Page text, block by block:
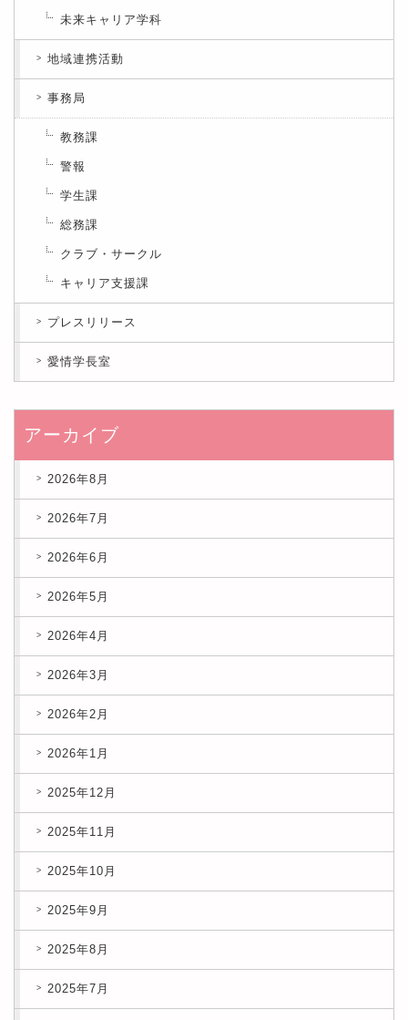
未来キャリア学科
地域連携活動
事務局
教務課
警報
学生課
総務課
クラブ・サークル
キャリア支援課
プレスリリース
愛情学長室
アーカイブ
2026年8月
2026年7月
2026年6月
2026年5月
2026年4月
2026年3月
2026年2月
2026年1月
2025年12月
2025年11月
2025年10月
2025年9月
2025年8月
2025年7月